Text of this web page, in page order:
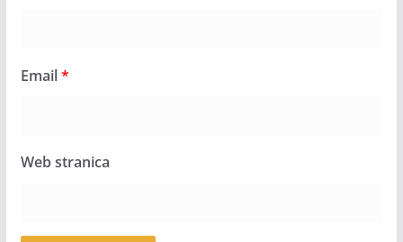
Email*
Web stranica